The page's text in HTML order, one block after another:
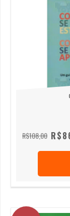
R$108,00